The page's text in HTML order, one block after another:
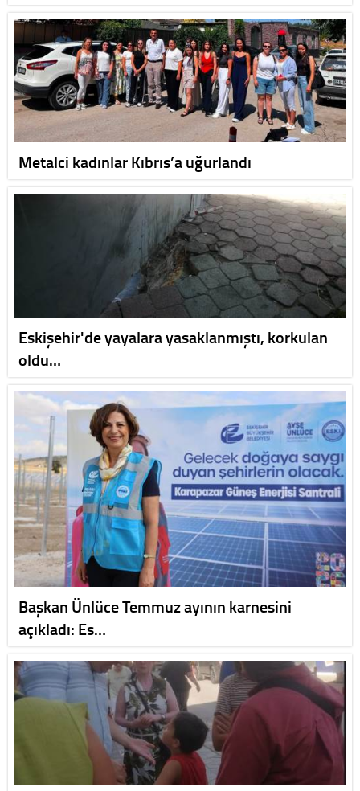
Metalci kadınlar Kıbrıs’a uğurlandı
Eskişehir'de yayalara yasaklanmıştı, korkulan
oldu…
Başkan Ünlüce Temmuz ayının karnesini
açıkladı: Es…